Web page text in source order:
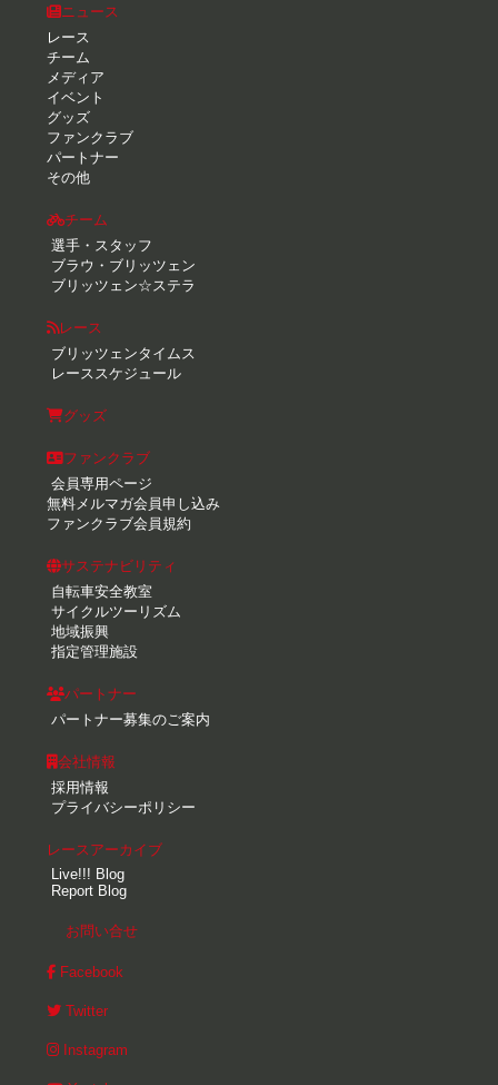
ニュース
レース
チーム
メディア
イベント
グッズ
ファンクラブ
パートナー
その他
チーム
選手・スタッフ
ブラウ・ブリッツェン
ブリッツェン☆ステラ
レース
ブリッツェンタイムス
レーススケジュール
グッズ
ファンクラブ
会員専用ページ
無料メルマガ会員申し込み
ファンクラブ会員規約
サステナビリティ
自転車安全教室
サイクルツーリズム
地域振興
指定管理施設
パートナー
パートナー募集のご案内
会社情報
採用情報
プライバシーポリシー
レースアーカイブ
Live!!! Blog
Report Blog
お問い合せ
Facebook
Twitter
Instagram